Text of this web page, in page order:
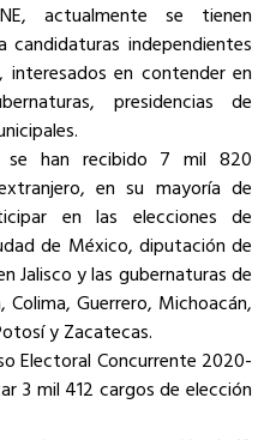
actualmente se tienen
independientes
en contender en
presidencias de
se han recibido 7 mil 820
en su mayoría de
en las elecciones de
de México, diputación de
Jalisco y las gubernaturas de
Colima, Guerrero, Michoacán,
y Zacatecas.
Electoral Concurrente 2020-
3 mil 412 cargos de elección